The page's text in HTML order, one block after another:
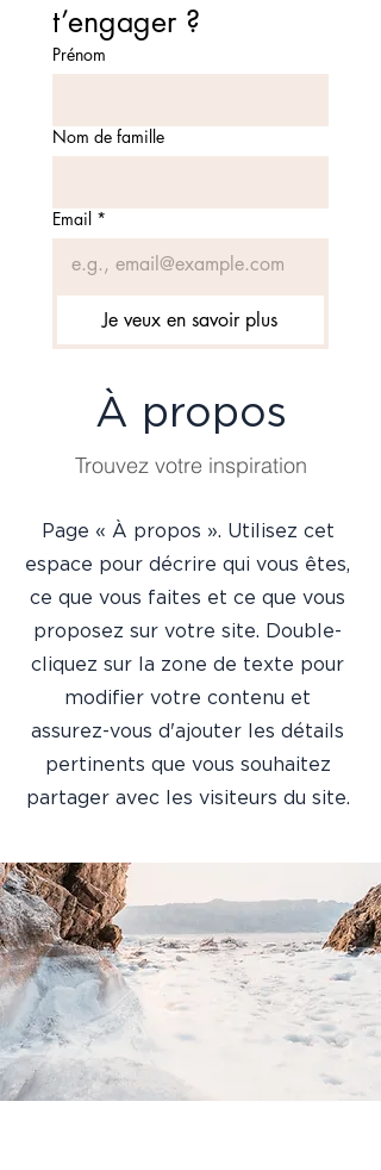
t’engager ?
Prénom
Nom de famille
Email *
Je veux en savoir plus
À propos
Trouvez votre inspiration
Page « À propos ». Utilisez cet
espace pour décrire qui vous êtes,
ce que vous faites et ce que vous
proposez sur votre site. Double-
cliquez sur la zone de texte pour
modifier votre contenu et
assurez-vous d'ajouter les détails
pertinents que vous souhaitez
partager avec les visiteurs du site.